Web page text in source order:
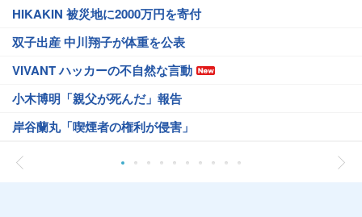
HIKAKIN 被災地に2000万円を寄付
双子出産 中川翔子が体重を公表
VIVANT ハッカーの不自然な言動
小木博明「親父が死んだ」報告
岸谷蘭丸「喫煙者の権利が侵害」